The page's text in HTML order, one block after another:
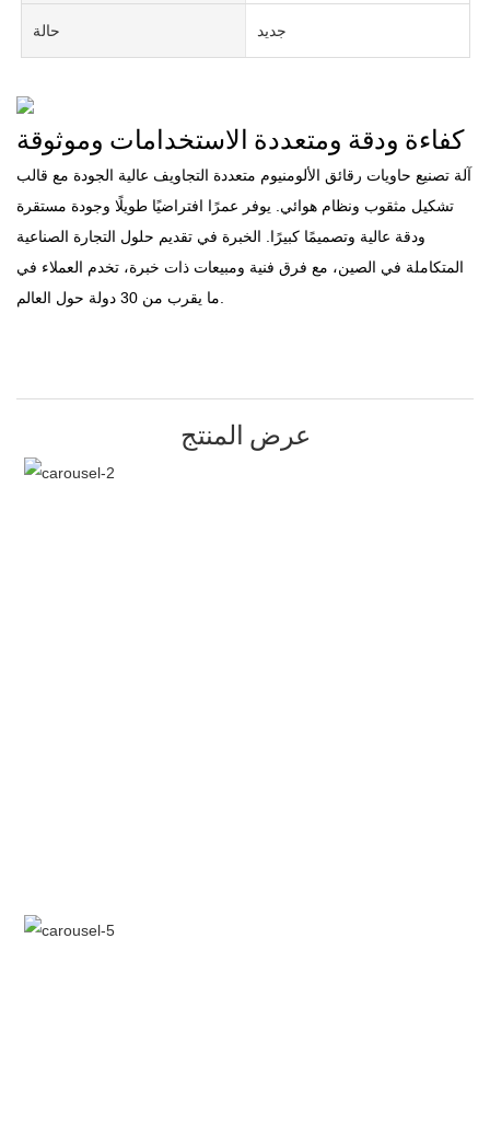
حالة جديد
كفاءة ودقة ومتعددة الاستخدامات وموثوقة
آلة تصنيع حاويات رقائق الألومنيوم متعددة التجاويف عالية الجودة مع قالب
تشكيل مثقوب ونظام هوائي. يوفر عمرًا افتراضيًا طويلًا وجودة مستقرة
ودقة عالية وتصميمًا كبيرًا. الخبرة في تقديم حلول التجارة الصناعية
المتكاملة في الصين، مع فرق فنية ومبيعات ذات خبرة، تخدم العملاء في
عرض المنتج